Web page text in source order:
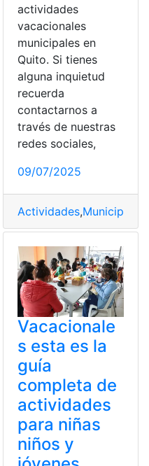
Quito,Vacacionales
actividades
vacacionales
municipales en
Quito. Si tienes
alguna inquietud
recuerda
contactarnos a
través de nuestras
redes sociales,
09/07/2025
Actividades,Municipales
Vacacionale
s esta es la
guía
completa de
actividades
para niñas
niños y